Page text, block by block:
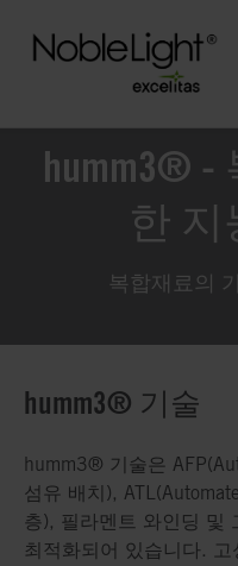
humm3® -
한 지
복합재료의
humm3® 기술
humm3® 기술은
섬유 배치),
층), 필라멘트 와인딩 및
최적화되어 있습니다.